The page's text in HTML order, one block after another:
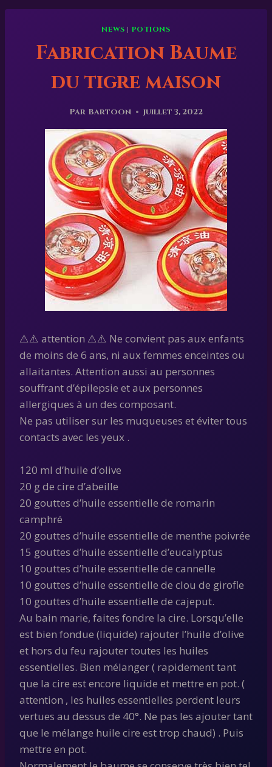
NEWS | POTIONS
Fabrication Baume
du tigre maison
Par Bartoon juillet 3, 2022
⚠️⚠️ attention ⚠️⚠️ Ne convient pas aux enfants
de moins de 6 ans, ni aux femmes enceintes ou
allaitantes. Attention aussi au personnes
souffrant d’épilepsie et aux personnes
allergiques à un des composant.
Ne pas utiliser sur les muqueuses et éviter tous
contacts avec les yeux .
120 ml d’huile d’olive
20 g de cire d’abeille
20 gouttes d’huile essentielle de romarin
camphré
20 gouttes d’huile essentielle de menthe poivrée
15 gouttes d’huile essentielle d’eucalyptus
10 gouttes d’huile essentielle de cannelle
10 gouttes d’huile essentielle de clou de girofle
10 gouttes d’huile essentielle de cajeput.
Au bain marie, faites fondre la cire. Lorsqu’elle
est bien fondue (liquide) rajouter l’huile d’olive
et hors du feu rajouter toutes les huiles
essentielles. Bien mélanger ( rapidement tant
que la cire est encore liquide et mettre en pot. (
attention , les huiles essentielles perdent leurs
vertues au dessus de 40°. Ne pas les ajouter tant
que le mélange huile cire est trop chaud) . Puis
mettre en pot.